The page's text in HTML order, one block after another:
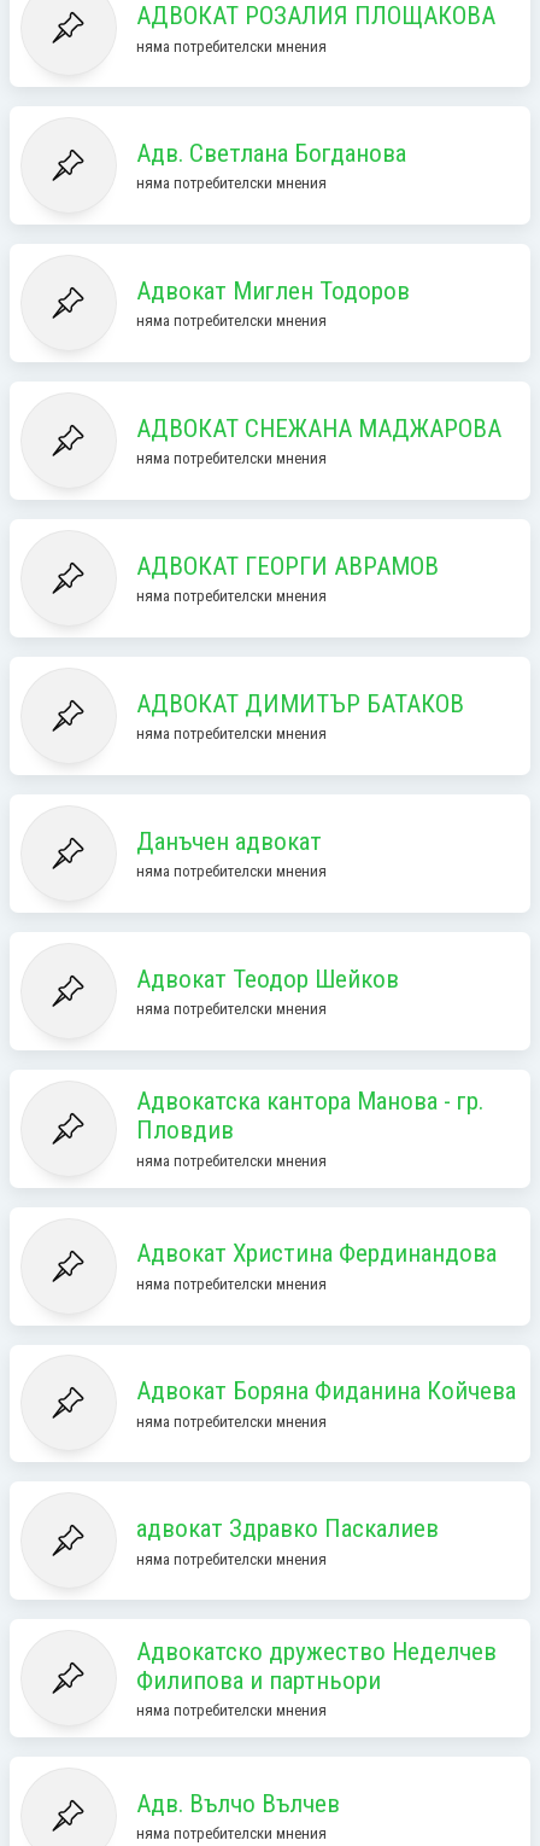
АДВОКАТ РОЗАЛИЯ ПЛОЩАКОВА
няма потребителски мнения
Адв. Светлана Богданова
няма потребителски мнения
Адвокат Миглен Тодоров
няма потребителски мнения
АДВОКАТ СНЕЖАНА МАДЖАРОВА
няма потребителски мнения
АДВОКАТ ГЕОРГИ АВРАМОВ
няма потребителски мнения
АДВОКАТ ДИМИТЪР БАТАКОВ
няма потребителски мнения
Данъчен адвокат
няма потребителски мнения
Адвокат Теодор Шейков
няма потребителски мнения
Адвокатска кантора Манова - гр.
Пловдив
няма потребителски мнения
Адвокат Христина Фердинандова
няма потребителски мнения
Адвокат Боряна Фиданина Койчева
няма потребителски мнения
адвокат Здравко Паскалиев
няма потребителски мнения
Адвокатско дружество Неделчев
Филипова и партньори
няма потребителски мнения
Адв. Вълчо Вълчев
няма потребителски мнения